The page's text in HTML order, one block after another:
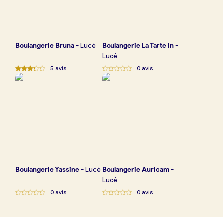
Boulangerie Bruna-Lucé
5 avis
Boulangerie La Tarte In-
Lucé
0avis
BoulangerieYassine-Lucé
0 avis
BoulangerieAuricam-
Lucé
0avis